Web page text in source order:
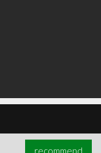
recommend